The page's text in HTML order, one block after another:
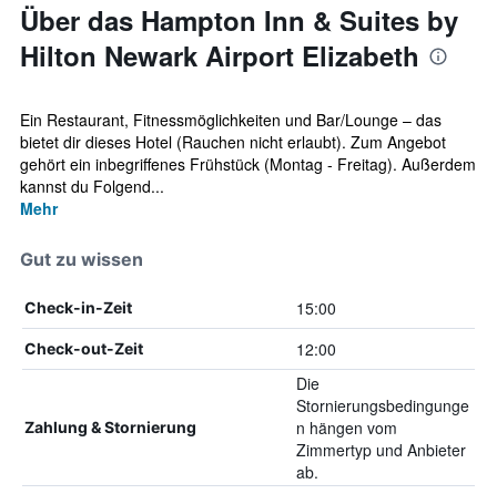
Über das Hampton Inn & Suites by
Hilton Newark Airport Elizabeth
Ein Restaurant, Fitnessmöglichkeiten und Bar/Lounge – das
bietet dir dieses Hotel (Rauchen nicht erlaubt). Zum Angebot
gehört ein inbegriffenes Frühstück (Montag - Freitag). Außerdem
kannst du Folgend...
Mehr
Gut zu wissen
Check-in-Zeit 15:00
Check-out-Zeit 12:00
Zahlung & Stornierung
Die
Stornierungsbedingunge
n hängen vom
Zimmertyp und Anbieter
ab.